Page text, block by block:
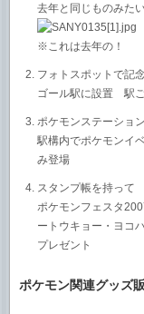
去年と同じものみた
※これは去年の！
フォトスポットで記
ゴール駅に設置 駅ご
ポケモンステーショ
駅構内でポケモンイ
み登場
スタンプ帳を持って
ポケモンフェスタ
ートウキョー・ヨコ
プレゼント
ポケモン関連グッズ